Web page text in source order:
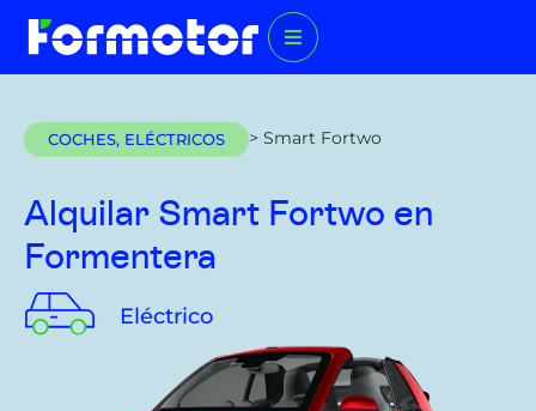
COCHES, ELÉCTRICOS > Smart Fortwo
Alquilar Smart Fortwo en
Formentera
Eléctrico